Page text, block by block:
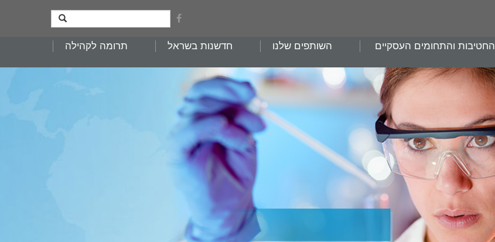
החטיבות והתחומים העסקיים השותפים שלנו חדשנות בשראל
תרומה לקהילה